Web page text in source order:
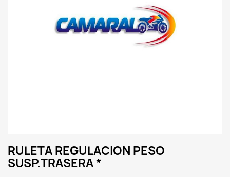
RULETA REGULACION PESO
SUSP.TRASERA *